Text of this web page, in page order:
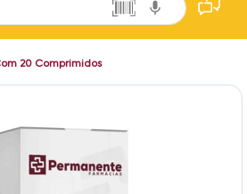
Alagoas
Bahia
20 Comprimidos